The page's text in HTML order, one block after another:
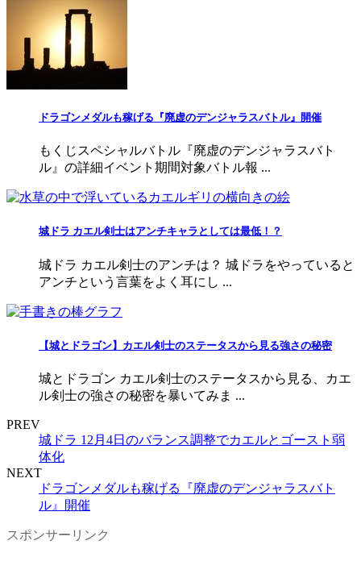
ドラゴンメダルも稼げる『廃虚のデンジャラスバトル』開催
もくじスペシャルバトル『廃虚のデンジャラスバト
ル』の詳細イベント期間対象バトル報 ...
城ドラ カエル剣士はアンチキャラとしては最低！？
城ドラ カエル剣士のアンチは？ 城ドラをやっていると
アンチという言葉をよく耳にし ...
【城とドラゴン】カエル剣士のステータスから見る強さの秘密
城とドラゴン カエル剣士のステータスから見る、カエ
ル剣士の強さの秘密を暴いてみま ...
PREV
城ドラ 12月4日のバランス調整でカエルとゴースト弱
体化
NEXT
ドラゴンメダルも稼げる『廃虚のデンジャラスバト
ル』開催
スポンサーリンク